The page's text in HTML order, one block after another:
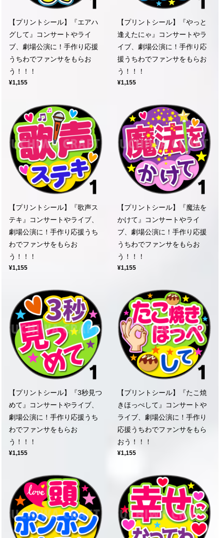
【プリントシール】『エアハ
グして』コンサートやライ
ブ、劇場公演に！手作り応援
うちわでファンサをもらお
う！！！
¥1,155
【プリントシール】『やっと
逢えたにゃ』コンサートやラ
イブ、劇場公演に！手作り応
援うちわでファンサをもらお
う！！！
¥1,155
【プリントシール】『歌声ス
テキ』コンサートやライブ、
劇場公演に！手作り応援うち
わでファンサをもらお
う！！！
¥1,155
【プリントシール】『魔法を
かけて』コンサートやライ
ブ、劇場公演に！手作り応援
うちわでファンサをもらお
う！！！
¥1,155
【プリントシール】『3秒見つ
めて』コンサートやライブ、
劇場公演に！手作り応援うち
わでファンサをもらお
う！！！
¥1,155
【プリントシール】『たこ焼
きほっぺして』コンサートや
ライブ、劇場公演に！手作り
応援うちわでファンサをもら
おう！！！
¥1,155